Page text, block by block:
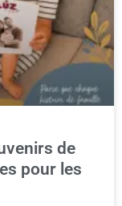
de
pour les